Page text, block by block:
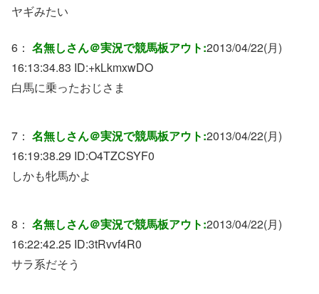
ヤギみたい
6： 名無しさん＠実況で競馬板アウト:2013/04/22(月)
16:13:34.83 ID:+kLkmxwDO
白馬に乗ったおじさま
7： 名無しさん＠実況で競馬板アウト:2013/04/22(月)
16:19:38.29 ID:O4TZCSYF0
しかも牝馬かよ
8： 名無しさん＠実況で競馬板アウト:2013/04/22(月)
16:22:42.25 ID:3tRvvf4R0
サラ系だそう